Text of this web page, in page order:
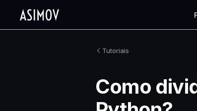
Tutoriais
Como